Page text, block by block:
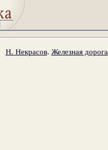
Н. Некрасов. Железная дорога